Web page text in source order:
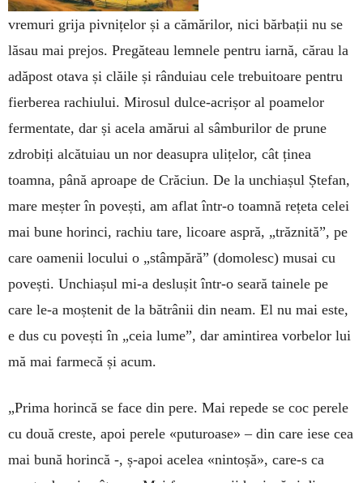
vremuri grija pivnițelor și a cămărilor, nici bărbații nu se
lăsau mai prejos. Pregăteau lemnele pentru iarnă, cărau la
adăpost otava și clăile și rânduiau cele trebuitoare pentru
fierberea rachiului. Mirosul dulce-acrișor al poamelor
fermentate, dar și acela amărui al sâmburilor de prune
zdrobiți alcătuiau un nor deasupra ulițelor, cât ținea
toamna, până aproape de Crăciun. De la unchiașul Ștefan,
mare meșter în povești, am aflat într-o toamnă rețeta celei
mai bune horinci, rachiu tare, licoare aspră, „trăznită”, pe
care oamenii locului o „stâmpără” (domolesc) musai cu
povești. Unchiașul mi-a deslușit într-o seară tainele pe
care le-a moștenit de la bătrânii din neam. El nu mai este,
e dus cu povești în „ceia lume”, dar amintirea vorbelor lui
mă mai farmecă și acum.
„Prima horincă se face din pere. Mai repede se coc perele
cu două creste, apoi perele «puturoase» – din care iese cea
mai bună horincă -, ș-apoi acelea «nintoșă», care-s ca